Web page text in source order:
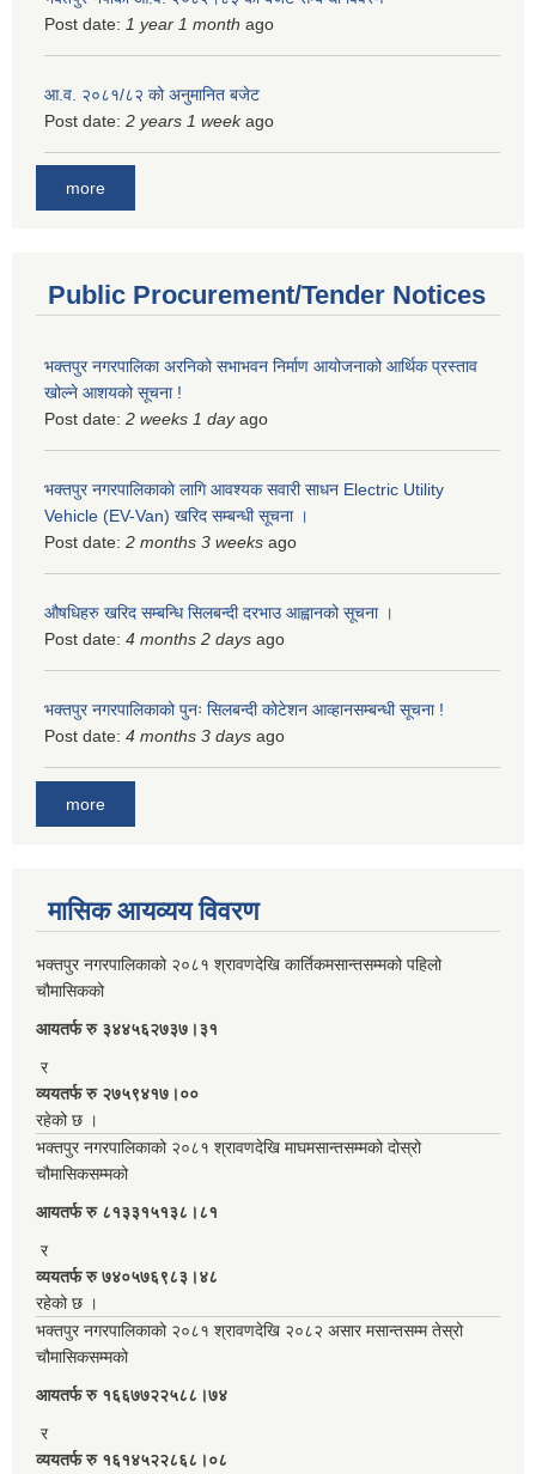
Post date: 1 year 1 month ago
आ.व. २०८१/८२ को अनुमानित बजेट
Post date: 2 years 1 weekago
more
Public Procurement/Tender Notices
भक्तपुर नगरपालिका अरनिको सभाभवन निर्माण आयोजनाको आर्थिक प्रस्ताव
खोल्ने आशयको सूचना !
Post date: 2 weeks 1 dayago
भक्तपुर नगरपालिकाकाे लागि आवश्यक सवारी साधन Electric Utility
Vehicle (EV-Van) खरिद सम्बन्धी सूचना ।
Post date: 2 months 3 weeks ago
औषधिहरु खरिद सम्बन्धि सिलबन्दी दरभाउ आह्वानको सूचना ।
Post date: 4 months 2 days ago
भक्तपुर नगरपालिकाको पुनः सिलबन्दी कोटेशन आव्हानसम्बन्धी सूचना !
Post date: 4 months 3 days ago
more
मासिक आयव्यय विवरण
भक्तपुर नगरपालिकाको २०८१ श्रावणदेखि कार्तिकमसान्तसम्मको पहिलो
चौमासिकको
आयतर्फ रु‌ ३४४५६२७३७।३१
र
व्ययतर्फ रु २७५९४१७।००
रहेको छ ।
भक्तपुर नगरपालिकाको २०८१ श्रावणदेखि माघमसान्तसम्मको दोस्रो
चौमासिकसम्मको
आयतर्फ रु‌ ८१३३१५१३८।८१
र
व्ययतर्फ रु ७४०५७६९८३।४८
रहेको छ ।
भक्तपुर नगरपालिकाको २०८१ श्रावणदेखि २०८२ असार मसान्तसम्म तेस्रो
चौमासिकसम्मको
आयतर्फ रु‌ १६६७७२२५८८।७४
र
व्ययतर्फ रु १६१४५२२८६८।०८